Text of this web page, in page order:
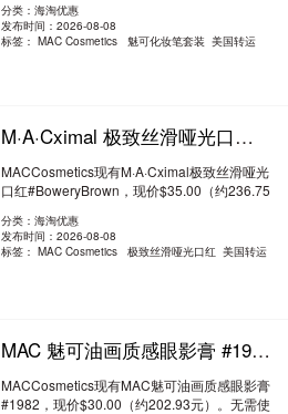
分类：海淘优惠
发布时间：2026-08-08
标签：MAC Cosmetics 魅可化妆笔套装 美国转运
M·A·Cximal 极致丝滑哑光口红 #Bowery Brown $35（约236.75元）
MACCosmetics现有M·A·Cximal极致丝滑哑光
口红#BoweryBrown，现价$35.00（约236.75
分类：海淘优惠
发布时间：2026-08-08
标签：MAC Cosmetics 极致丝滑哑光口红 美国转运
MAC 魅可油画质感眼影膏 #1982 $30（约202.93元）
MACCosmetics现有MAC魅可油画质感眼影膏
#1982，现价$30.00（约202.93元）。无需使